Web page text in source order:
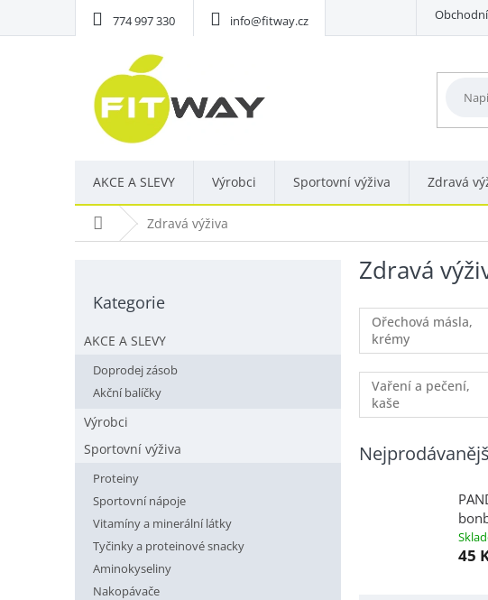
obsah
774 997 330 info@fitway.cz
AKCE A SLEVY Výrobci Sportovní výživa Zdravá
Domů Zdravá výživa
p
Přeskočit
Kategorie
AKCE A SLEVY
Doprodej zásob
Akční balíčky
Výrobci
Sportovní výživa
Proteiny
Sportovní nápoje
Vitamíny a minerální látky
Tyčinky a proteinové snacky
Aminokyseliny
Nakopávače
Zdravá
Ořechová másla,
krémy
Vaření a pečení,
kaše
45